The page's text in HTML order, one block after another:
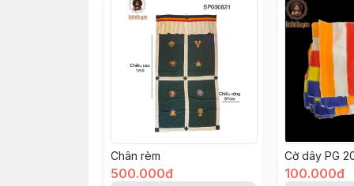
Chân rèm
500.000đ
Cờ dây PG
100.000đ